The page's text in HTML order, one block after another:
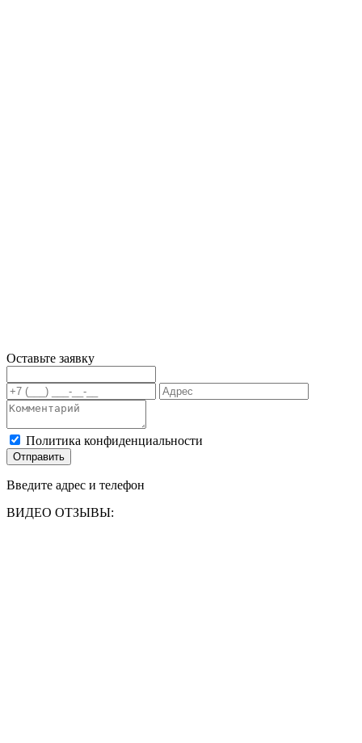
Оставьте заявку
Политика конфиденциальности
Отправить
Введите адрес и телефон
ВИДЕО ОТЗЫВЫ: